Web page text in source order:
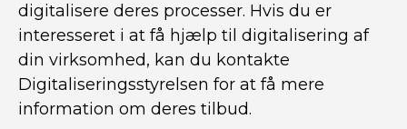
digitalisere deres processer. Hvis du er
interesseret i at få hjælp til digitalisering af
din virksomhed, kan du kontakte
Digitaliseringsstyrelsen for at få mere
information om deres tilbud.